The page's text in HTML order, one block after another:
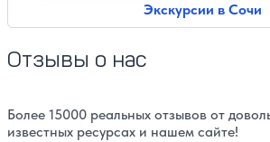
Экскурсии в Сочи
Отзывы о нас
Более 15000 реальных отзывов от
известных ресурсах и нашем сайте!